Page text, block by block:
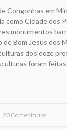
Congonhas em
como Cidade dos
monumentos
de Bom Jesus dos
dos doze
foram feitas
20 Comentários